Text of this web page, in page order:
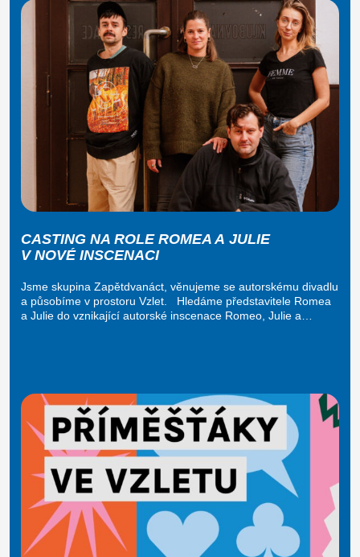
CASTING NA ROLE ROMEA A JULIE
V NOVÉ INSCENACI
Jsme skupina Zapětdvanáct, věnujeme se autorskému divadlu
a působíme v prostoru Vzlet. Hledáme představitele Romea
a Julie do vznikající autorské inscenace Romeo, Julie a…